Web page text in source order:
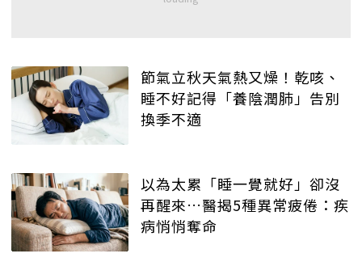
節氣立秋天氣熱又燥！乾咳、
睡不好記得「養陰潤肺」告別
換季不適
以為太累「睡一覺就好」卻沒
再醒來…醫揭5種異常疲倦：疾
病悄悄奪命